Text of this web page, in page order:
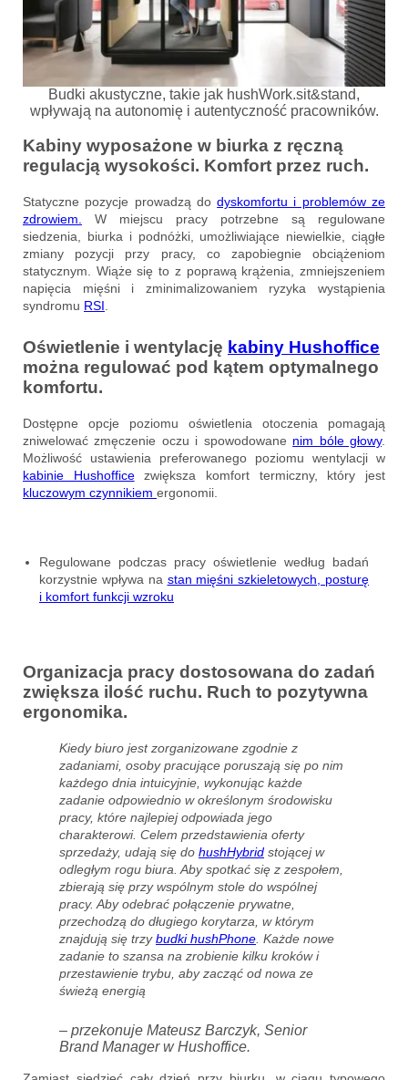
Budki akustyczne, takie jak hushWork.sit&stand,
wpływają na autonomię i autentyczność pracowników.
Kabiny wyposażone w biurka z ręczną
regulacją wysokości. Komfort przez ruch.
Statyczne pozycje prowadzą dodyskomfortu i problemów ze
zdrowiem.
W miejscu pracy potrzebne są regulowane
siedzenia, biurka i podnóżki, umożliwiające niewielkie, ciągłe
zmiany pozycji przy pracy, co zapobiegnie obciążeniom
statycznym. Wiąże się to z poprawą krążenia, zmniejszeniem
napięcia mięśni i zminimalizowaniem ryzyka wystąpienia
syndromu RSI
Oświetlenie i wentylację kabiny Hushoffice
można regulować pod kątem optymalnego
komfortu.
Dostępne opcje poziomu oświetlenia otoczenia pomagają
zniwelować zmęczenie oczu i spowodowane nim bóle głowy.
Możliwość ustawienia preferowanego poziomu wentylacji w
kabinie Hushofficezwiększa komfort termiczny, który jest
kluczowym czynnikiem ergonomii.
Regulowane podczas pracy oświetlenie według badań
korzystnie wpływa na stan mięśni szkieletowych, posturę
i komfort funkcji wzroku
Organizacja pracy dostosowana do zadań
zwiększa ilość ruchu. Ruch to pozytywna
ergonomika.
Kiedy biuro jest zorganizowane zgodnie z
zadaniami, osoby pracujące poruszają się po nim
każdego dnia intuicyjnie, wykonując każde
zadanie odpowiednio w określonym środowisku
pracy, które najlepiej odpowiada jego
charakterowi. Celem przedstawienia oferty
sprzedaży, udają się do hushHybrid stojącej w
odległym rogu biura. Aby spotkać się z zespołem,
zbierają się przy wspólnym stole do wspólnej
pracy. Aby odebrać połączenie prywatne,
przechodzą do długiego korytarza, w którym
znajdują się trzybudki hushPhone . Każde nowe
zadanie to szansa na zrobienie kilku kroków i
przestawienie trybu, aby zacząć od nowa ze
świeżą energią
– przekonuje Mateusz Barczyk, Senior
Brand Manager w Hushoffice.